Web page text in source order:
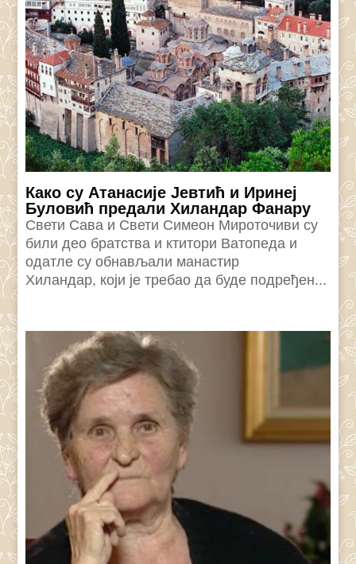
Како су Атанасије Јевтић и Иринеј
Буловић предали Хиландар Фанару
Свети Сава и Свети Симеон Мироточиви су
били део братства и ктитори Ватопеда и
одатле су обнављали манастир
Хиландар, који је требао да буде подређен...